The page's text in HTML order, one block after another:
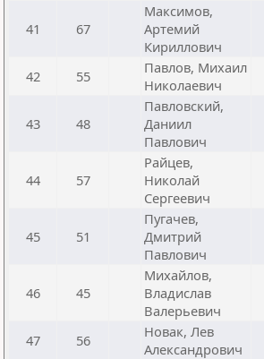
41 67
Максимов,
Артемий
Кириллович
42 55
Павлов, Михаил
Николаевич
43 48
Павловский,
Даниил
Павлович
44 57
Райцев,
Николай
Сергеевич
45 51
Пугачев,
Дмитрий
Павлович
46 45
Михайлов,
Владислав
Валерьевич
47 56
Новак, Лев
Александрович